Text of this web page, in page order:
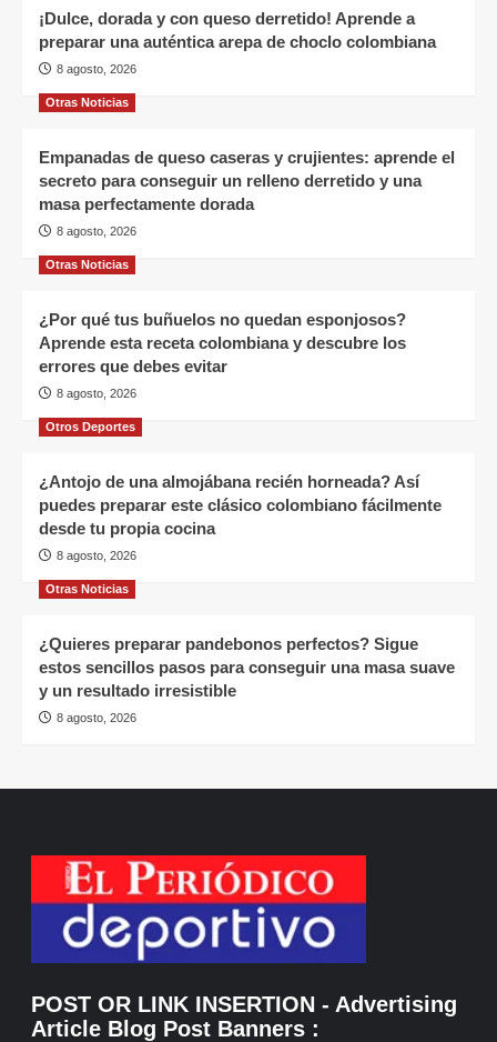
¡Dulce, dorada y con queso derretido! Aprende a
preparar una auténtica arepa de choclo colombiana
8 agosto, 2026
Otras Noticias
Empanadas de queso caseras y crujientes: aprende el
secreto para conseguir un relleno derretido y una
masa perfectamente dorada
8 agosto, 2026
Otras Noticias
¿Por qué tus buñuelos no quedan esponjosos?
Aprende esta receta colombiana y descubre los
errores que debes evitar
8 agosto, 2026
Otros Deportes
¿Antojo de una almojábana recién horneada? Así
puedes preparar este clásico colombiano fácilmente
desde tu propia cocina
8 agosto, 2026
Otras Noticias
¿Quieres preparar pandebonos perfectos? Sigue
estos sencillos pasos para conseguir una masa suave
y un resultado irresistible
8 agosto, 2026
POST OR LINK INSERTION - Advertising
Article Blog Post Banners :